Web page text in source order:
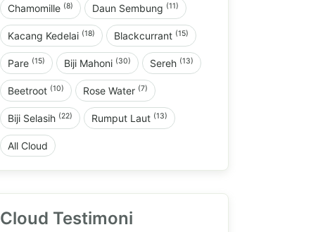
Chamomille (8) Daun Sembung (11)
Kacang Kedelai (18) Blackcurrant (15)
Pare (15) Biji Mahoni (30) Sereh (13)
Beetroot (10) Rose Water (7)
Biji Selasih (22) Rumput Laut (13)
All Cloud
Cloud Testimoni